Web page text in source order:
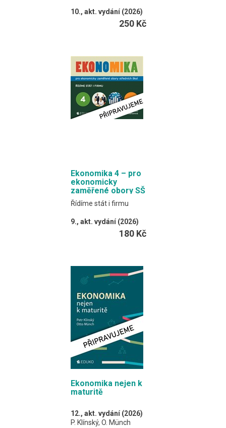
10., akt. vydání (2026)
procvičovací úlohy.
Formát EDUKO PC / 300
stran
250 Kč
Ekonomika 4 – pro
ekonomicky
zaměřené obory SŠ
Řídíme stát i firmu
9., akt. vydání (2026)
mapy.
Formát EDUKO PC / 132
stran
180 Kč
Ekonomika nejen k
maturitě
12., akt. vydání (2026)
P. Klínský, O. Münch